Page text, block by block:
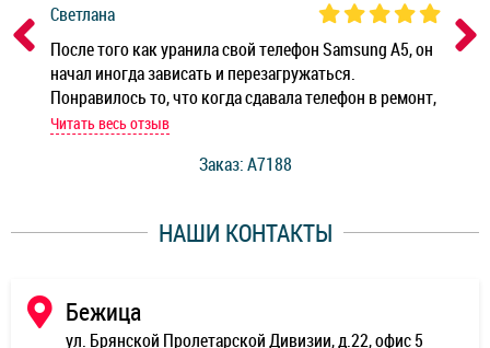
Светлана
После того как уранила свой телефон Samsung A5, он
начал иногда зависать и перезагружаться.
Понравилось то, что когда сдавала телефон в ремонт,
мастер при мне сделал быструю диагностику и сказал
работы и оперативность!
Читать весь отзыв
Заказ: A7188
НАШИ КОНТАКТЫ
Бежица
ул. Брянской Пролетарской Дивизии, д.22, офис 5